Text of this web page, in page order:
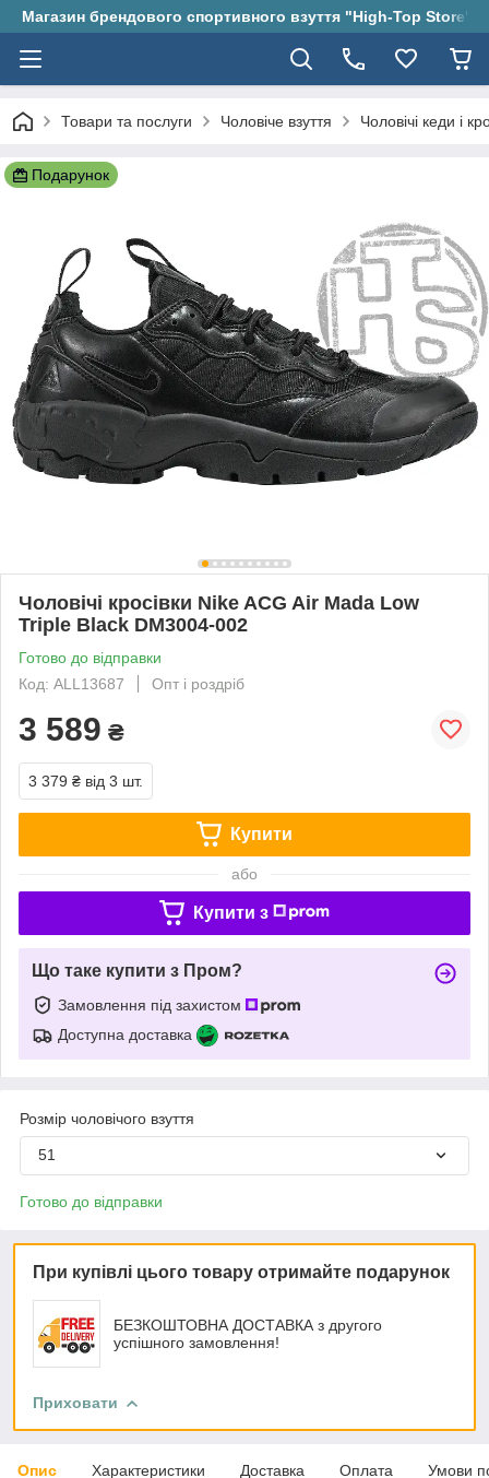
Магазин брендового спортивного взуття "High-Top Store"
Товари та послуги Чоловіче взуття Чоловічі кеди і
Подарунок
Чоловічі кросівки Nike ACG Air Mada Low
Triple Black DM3004-002
Готово до відправки
Код: ALL13687
Опт і роздріб
3 589 ₴
3 379 ₴ від 3 шт.
Купити
або
Купити з
Що таке купити з Пром?
Замовлення під захистом
Доступна доставка
Розмір чоловічого взуття
51
Готово до відправки
При купівлі цього товару отримайте подарунок
БЕЗКОШТОВНА ДОСТАВКА з другого
успішного замовлення!
Приховати
Опис Характеристики Доставка Оплата Умови